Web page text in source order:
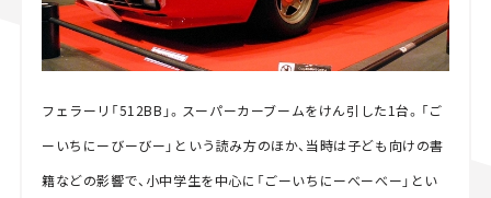
フェラーリ「512BB」。スーパーカーブームをけん引した1台。「ご
ーいちにーびーびー」という読み方のほか、当時は子ども向けの書
籍などの影響で、小中学生を中心に「ごーいちにーべーべー」とい